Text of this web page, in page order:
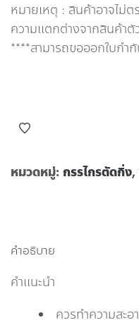
หมายเหตุ : สินค้าอาจไม่
ความแตกต่างจากสินค้าตั
****สามารถขอออกใบกำ
หมวดหมู่: กรรไกรตัดกิ่ง,
คำอธิบาย
คำแนะนำ
ควรทำความสะ